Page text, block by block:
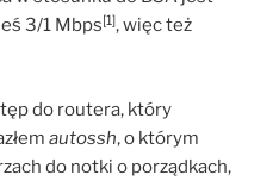
3/1 Mbps[1], więc też
do routera, który
autossh, o którym
do notki o porządkach,